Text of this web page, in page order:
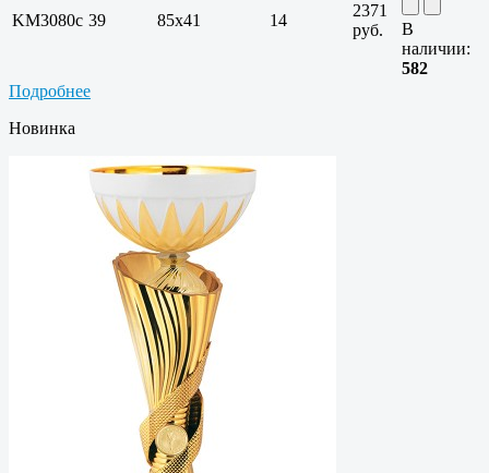
KM3080c 39 85х41 14
2371
руб.
В
наличии:
582
Подробнее
Новинка